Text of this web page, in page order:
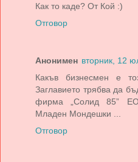
Как то каде? От Кой :)
Отговор
Анонимен вторник, 12
Какъв бизнесмен е
Заглавието трябва да
фирма „Солид 85”
Младен Мондешки ...
Отговор